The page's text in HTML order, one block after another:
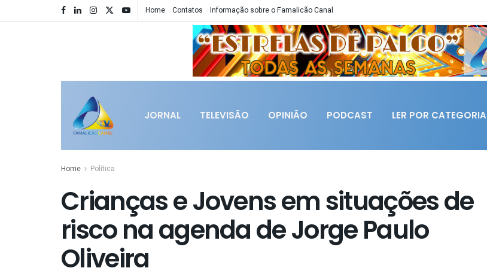
Home Contatos Informação sobre o Famalicão Canal
JORNAL TELEVISÃO OPINIÃO PODCAST LER POR CATEGORIA
Home Política
Crianças e Jovens em situações de
risco na agenda de Jorge Paulo
Oliveira